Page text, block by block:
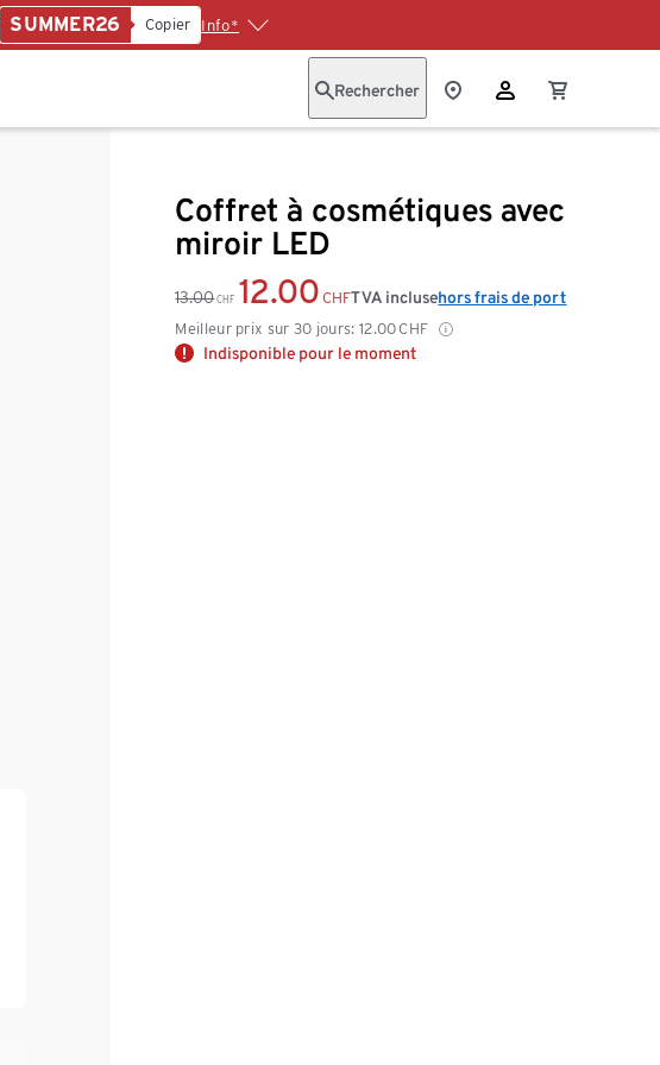
SUMMER26 Copier Info*
Rechercher
Coffret à cosmétiques avec
miroir LED
13.00 CHF 12.00 CHF
Meilleur prix sur 30 jours: 12.00CHF
TVA inclusehors frais de port
Indisponible pour le moment